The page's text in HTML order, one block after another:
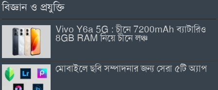
বিজ্ঞান ও প্রযুক্তি
Vivo Y6a 5G : চীনে 7200mAh ব্যাটারিও
8GB RAM নিয়ে চীনে লঞ্চ
মোবাইলে ছবি সম্পাদনার জন্য সেরা ৫টি অ্যাপ